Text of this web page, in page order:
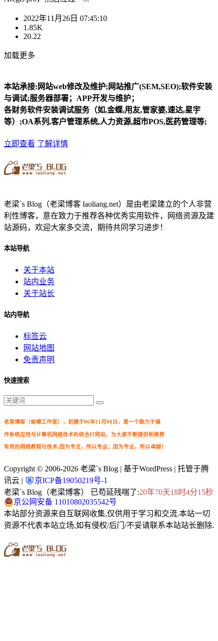
2022年11月26日 07:45:10
1.85K
20.22
加载更多
本站承接:网站web修改及维护;网站推广(SEM,SEO);软件安装
与调试;服务器部署；APP开发与维护；
各财务软件安装调试服务（如,金蝶,用友,管家婆,速达,星宇
等）;OA系列,客户管理系统,人力资源,超市POS,医药管理等;
立即查看 了解详情
老梁`s Blog（老梁博客 laoliang.net）是由老梁建立的个人非营
利性博客，意在致力于推荐各种优秀实用软件，网络资源及建
站源码，欢迎大家多交流，期待共同学习进步！
本站导航
关于本站
站内业务
关于站长
站内导航
标签云
网站地图
免责声明
快速搜索
老梁博客（蛤蟆工作室），初建于06年11月08日，是一个致力于操
作系统应用与计算机网络技术的综合IT网站，为大家不断提供和推荐
有用的网络教程与技术;因为专注，所以专业；因为专业，所以卓越！
Copyright © 2006-2026 老梁`s Blog | 基于WordPress | 托管于腾
讯云 |
京ICP备19050219号-1
老梁`s Blog（老梁博客） 已苟延残喘了:20年70天18时4分15秒
京公网安备 11010802035542号
本站部分资源来自互联网收集,仅供用于学习和交流.本站一切
资源不代表本站立场,如有侵权/后门/不妥请联系本站站长删除.